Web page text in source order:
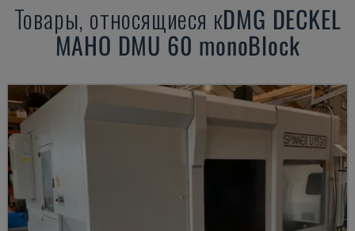
Товары, относящиеся кDMG DECKEL
MAHO DMU 60 monoBlock